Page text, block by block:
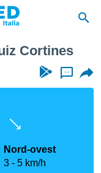
Cortines
...
Nord-ovest
3
5 km/h